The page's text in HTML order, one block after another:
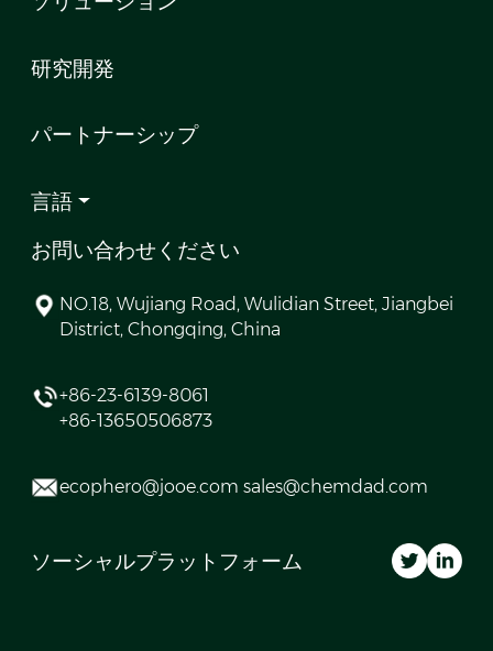
研究開発
パートナーシップ
言語
お問い合わせください
NO.18, Wujiang Road, Wulidian Street, Jiangbei
District, Chongqing, China
+86-23-6139-8061
+86-13650506873
ecophero@jooe.com sales@chemdad.com
ソーシャルプラットフォーム